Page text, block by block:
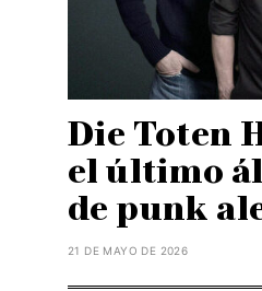
Die Toten
el último
de punk
21 DE MAYO DE 2026